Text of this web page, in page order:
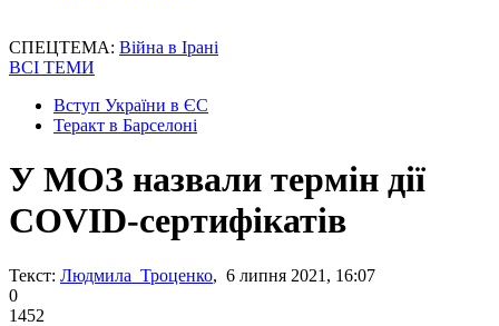
СПЕЦТЕМА: Війна в Ірані
ВСІ ТЕМИ
Вступ України в ЄС
Теракт в Барселоні
У МОЗ назвали термін дії
COVID-сертифікатів
Текст: Людмила Троценко, 6 липня 2021, 16:07
0
1452